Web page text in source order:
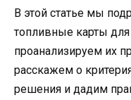
В этой статье мы
топливные карты
проанализируем их
расскажем о
решения и дадим